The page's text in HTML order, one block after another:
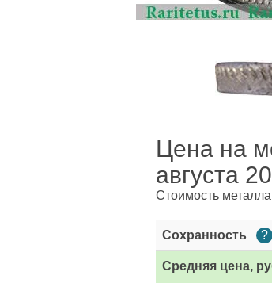
Цена на
августа
Стоимость
Сохранность ?
Средняя цена,